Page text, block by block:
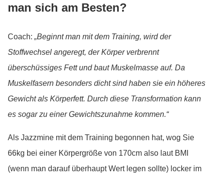
man sich am Besten?
Coach: „Beginnt man mit dem Training, wird der
Stoffwechsel angeregt, der Körper verbrennt
überschüssiges Fett und baut Muskelmasse auf. Da
Muskelfasern besonders dicht sind haben sie ein höheres
Gewicht als Körperfett. Durch diese Transformation kann
es sogar zu einer Gewichtszunahme kommen.“
Als Jazzmine mit dem Training begonnen hat, wog Sie
66kg bei einer Körpergröße von 170cm also laut BMI
(wenn man darauf überhaupt Wert legen sollte) locker im